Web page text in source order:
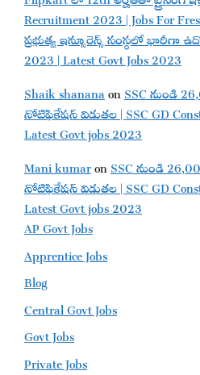
Recruitment 2023 | Jobs For
ప్రభుత్వ ఇన్సూరెన్స్ సంస్థలో భారీగా
2023 | Latest Govt Jobs 2023
Shaik shananaonSSC నుండి
నోటిఫికేషన్ విడుతల | SSC GD
Latest Govt jobs 2023
Mani kumaronSSC నుండి
నోటిఫికేషన్ విడుతల | SSC GD
Latest Govt jobs 2023
AP Govt Jobs
Apprentice Jobs
Blog
Central Govt Jobs
Govt Jobs
Private Jobs